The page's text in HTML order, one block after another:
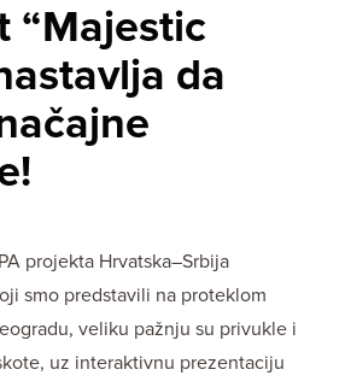
“Majestic
da
projekta Hrvatska–Srbija
smo predstavili na proteklom
veliku pažnju su privukle i
uz interaktivnu prezentaciju